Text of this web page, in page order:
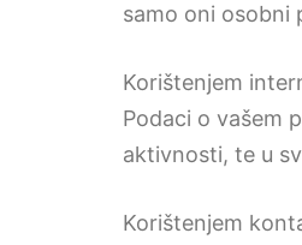
samo oni osobni
Korištenjem
Podaci o vašem
aktivnosti, te u
Korištenjem